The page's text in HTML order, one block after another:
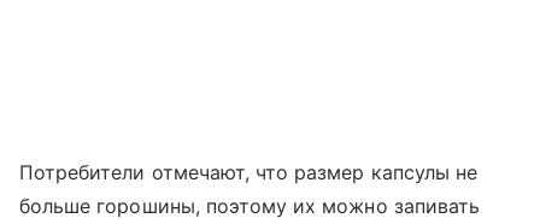
Потребители отмечают, что размер капсулы не
больше горошины, поэтому их можно запивать